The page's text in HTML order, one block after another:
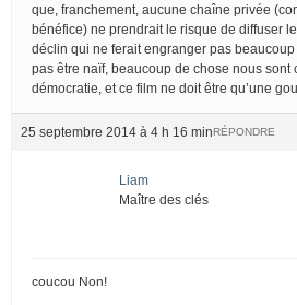
que, franchement, aucune chaîne privée
bénéfice) ne prendrait le risque de diffuser
déclin qui ne ferait engranger pas
pas être naïf, beaucoup de chose nous sont
démocratie, et ce film ne doit être qu’une
25 septembre 2014 à 4 h 16 minRÉPONDRE
Liam
Maître des clés
coucou Non!